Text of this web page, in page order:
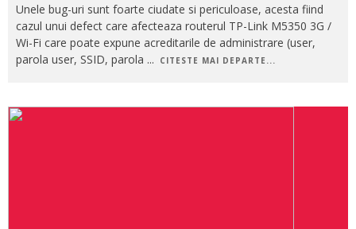
Unele bug-uri sunt foarte ciudate si periculoase, acesta fiind
cazul unui defect care afecteaza routerul TP-Link M5350 3G /
Wi-Fi care poate expune acreditarile de administrare (user,
parola user, SSID, parola ... CITESTE MAI DEPARTE...